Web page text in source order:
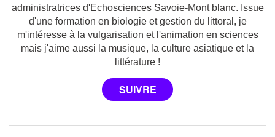
administratrices d'Echosciences Savoie-Mont blanc. Issue
d'une formation en biologie et gestion du littoral, je
m'intéresse à la vulgarisation et l'animation en sciences
mais j'aime aussi la musique, la culture asiatique et la
littérature !